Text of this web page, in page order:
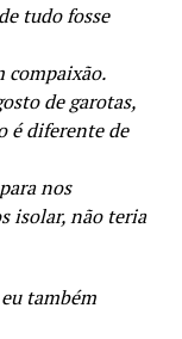
tudo fosse
compaixão.
de garotas,
é diferente de
nos
isolar, não teria
também